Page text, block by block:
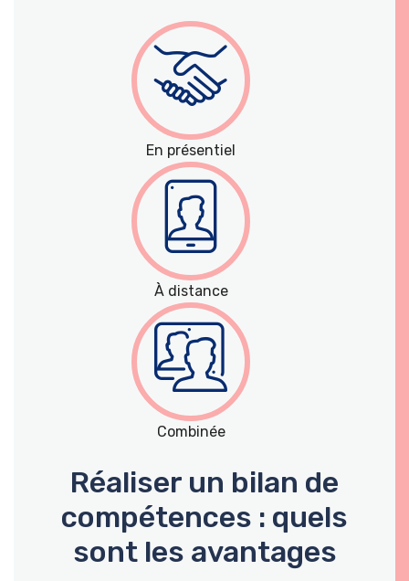
En présentiel
À distance
Combinée
Réaliser un bilan de
compétences : quels
sont les avantages